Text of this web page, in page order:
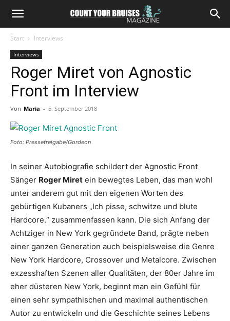
Start Interviews
Interviews
Roger Miret von Agnostic
Front im Interview
Von Maria - 5. September 2018
Foto: Pressefreigabe/Gordeon
In seiner Autobiografie schildert der Agnostic Front
Sänger Roger Miret ein bewegtes Leben, das man wohl
unter anderem gut mit den eigenen Worten des
gebürtigen Kubaners „Ich pisse, schwitze und blute
Hardcore.“ zusammenfassen kann. Die sich Anfang der
Achtziger in New York gegründete Band, prägte neben
einer ganzen Generation auch beispielsweise die Genre
New York Hardcore, Crossover und Metalcore. Zwischen
exzesshaften Szenen aller Qualitäten, der 80er Jahre im
eher düsteren New York, beginnt man ein Gefühl für
einen sehr sympathischen und maximal authentischen
Autor zu entwickeln und die Geschichte seines Lebens